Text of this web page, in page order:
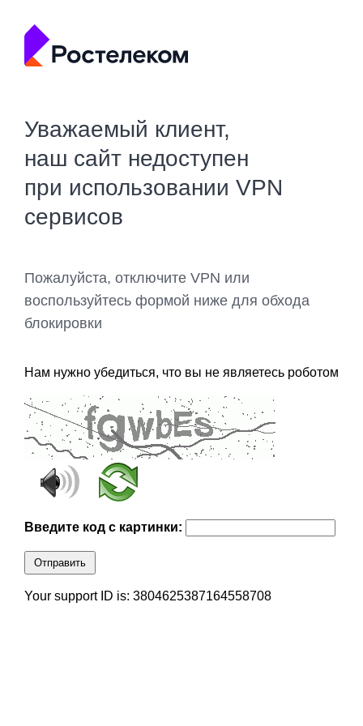
Уважаемый клиент,
наш сайт недоступен
при использовании VPN
сервисов
Пожалуйста, отключите VPN или
воспользуйтесь формой ниже для обхода
блокировки
Нам нужно убедиться, что вы не являетесь роботом
Введите код с картинки:
Отправить
Your support ID is: 3804625387164558708